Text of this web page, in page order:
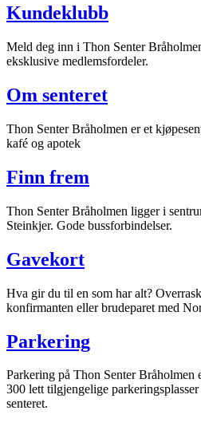
Åpningstider
Magasin
Gavekort
Kundeklubb
Meld deg inn i Thon Senter
eksklusive medlemsfordeler.
Om senteret
Thon Senter Bråholmen er et
kafé og apotek
Finn frem
Thon Senter Bråholmen ligger i
Steinkjer. Gode bussforbindelser.
Gavekort
Hva gir du til en som har alt?
konfirmanten eller brudeparet med
Parkering
Parkering på Thon Senter Bråholmen
300 lett tilgjengelige
senteret.